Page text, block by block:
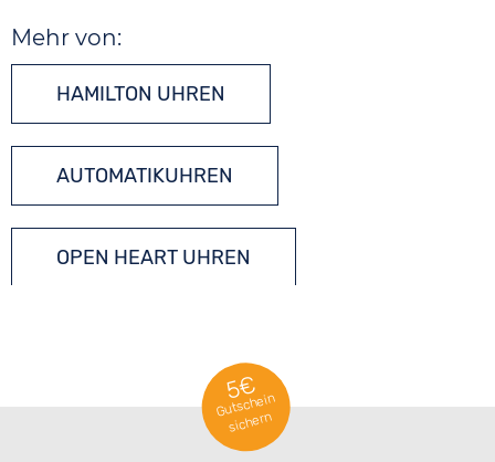
Mehr von:
HAMILTON UHREN
AUTOMATIKUHREN
OPEN HEART UHREN
5€
Gutschein
sichern